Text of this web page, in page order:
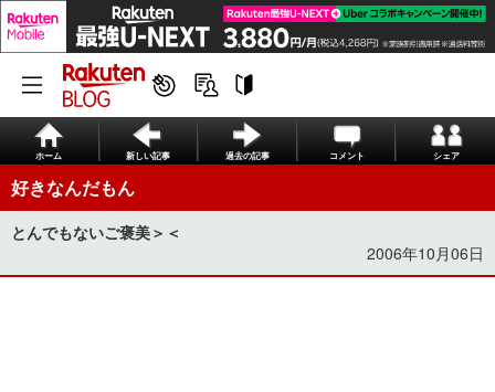
ホーム 新しい記事 過去の記事 コメント シェア
好きなんだもん
とんでもないご褒美＞＜
2006年10月06日